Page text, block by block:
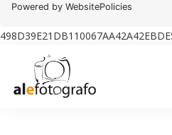
Powered by WebsitePolicies